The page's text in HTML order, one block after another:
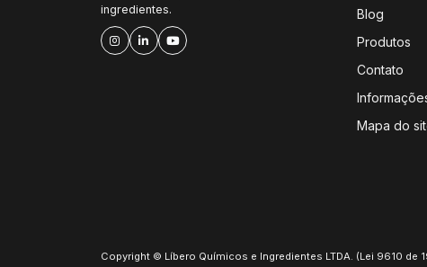
ingredientes.
Blog
Produtos
Contato
Mapa do
Copyright © Líbero Químicos e Ingredientes LTDA. (Lei 9610 de